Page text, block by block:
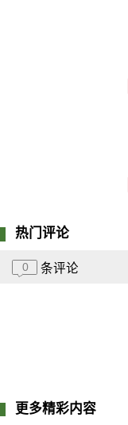
热门评论
0 条评论
更多精彩内容